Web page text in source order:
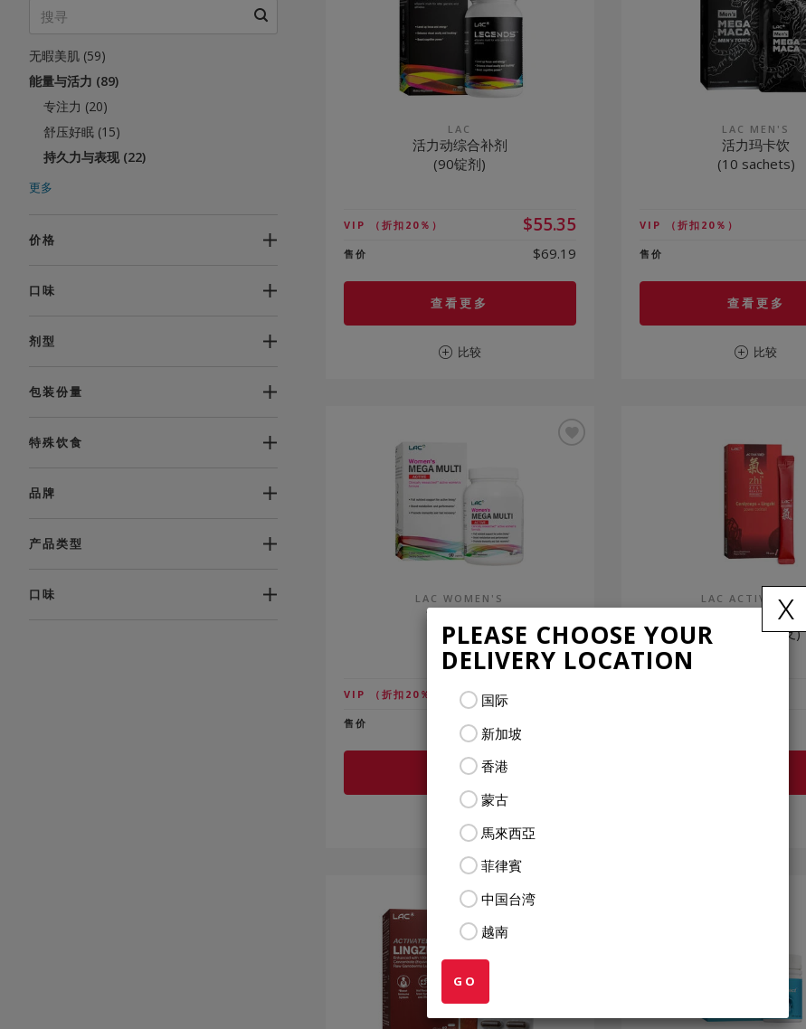
x
PLEASE CHOOSE YOUR
DELIVERY LOCATION
国际
新加坡
香港
蒙古
馬來西亞
菲律賓
中国台湾
越南
GO
免疫力 (124)
逆龄抗老 (39)
无暇美肌 (59)
能量与活力 (89)
专注力 (20)
舒压好眠 (15)
持久力与表现 (22)
澎湃动力 (21)
劲爆优惠 (55)
更多
价格
口味
剂型
包装份量
特殊饮食
品牌
产品类型
口味
LAC
活力动综合补剂
(90锭剂)
VIP （折扣20％） $55.35
售价 $69.19
查看更多
比较
LAC MEN'S
活力玛卡饮
(10 sachets)
VIP （折扣20％）
售价
查看更多
比较
LAC WOMEN'S
活力女综合
(90锭剂)
VIP （折扣20％）
售价
查看更多
比较
LAC ACTIVATED®
活性zhi氣®
(15毫升x15支)